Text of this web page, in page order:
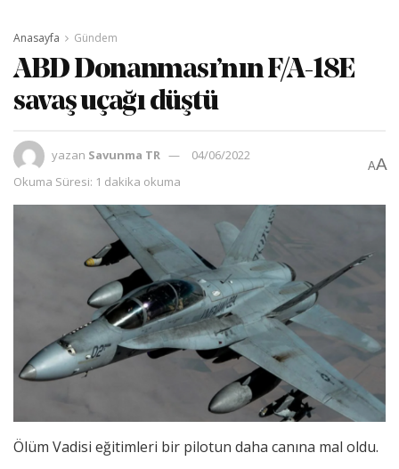
Anasayfa Gündem
ABD Donanması’nın F/A-18E
savaş uçağı düştü
yazan Savunma TR
04/06/2022
Okuma Süresi: 1 dakika okuma
AA
Ölüm Vadisi eğitimleri bir pilotun daha canına mal oldu.